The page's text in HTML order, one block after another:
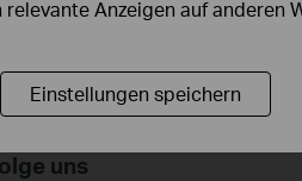
uns
Anzeigen auf anderen
Einstellungen speichern